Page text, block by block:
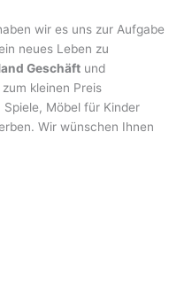
wir es uns zur Aufgabe
neues Leben zu
Geschäft und
kleinen Preis
Möbel für Kinder
Wir wünschen Ihnen